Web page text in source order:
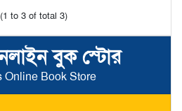
বুক স্টোর
Online Book Store
(1 to 3 of total 3)